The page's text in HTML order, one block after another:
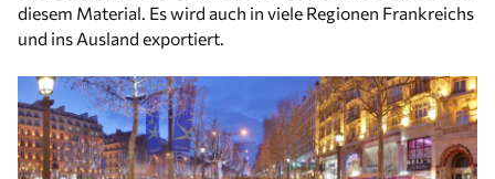
diesem Material. Es wird auch in viele Regionen Frankreichs
und ins Ausland exportiert.